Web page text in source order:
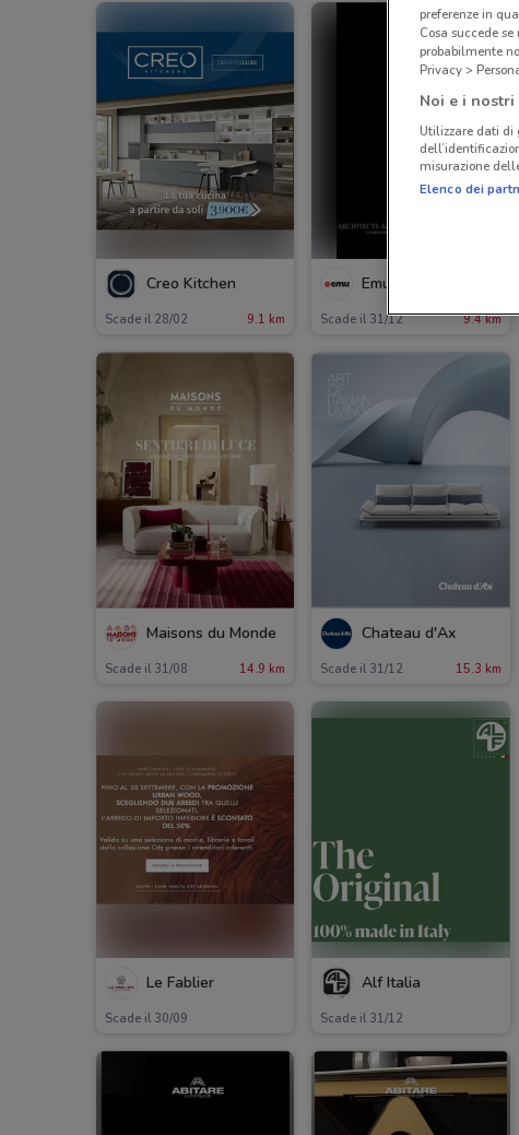
Creo Kitchen
Scade il 28/02 9.1 km
Emu
Scade il 31/12 9.4 km
Maisons du Monde
Scade il 31/08 14.9 km
Chateau d'Ax
Scade il 31/12 15.3 km
Le Fablier
Scade il 30/09
Alf Italia
Scade il 31/12
preferenze in
Cosa succede
probabilmente
Privacy >
Noi e i
Utilizzare dati di
misurazione
Elenco dei